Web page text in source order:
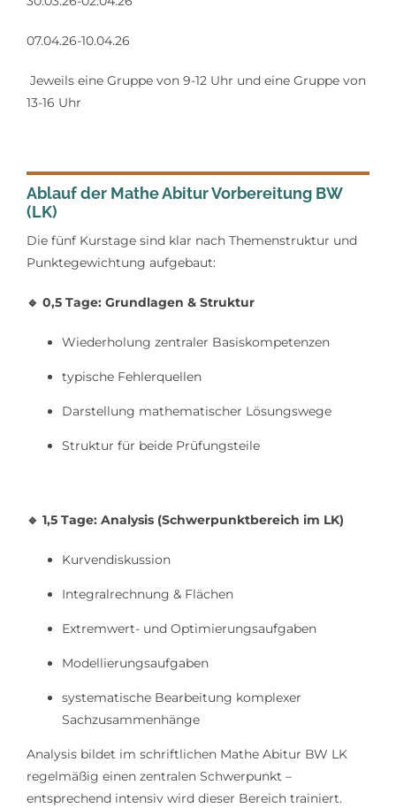
07.04.26-10.04.26
Jeweils eine Gruppe von 9-12 Uhr und eine Gruppe von
13-16 Uhr
Ablauf der Mathe Abitur Vorbereitung BW
(LK)
Die fünf Kurstage sind klar nach Themenstruktur und
Punktegewichtung aufgebaut:
🔹 0,5 Tage: Grundlagen & Struktur
Wiederholung zentraler Basiskompetenzen
typische Fehlerquellen
Darstellung mathematischer Lösungswege
Struktur für beide Prüfungsteile
🔹 1,5 Tage: Analysis (Schwerpunktbereich im LK)
Kurvendiskussion
Integralrechnung & Flächen
Extremwert- und Optimierungsaufgaben
Modellierungsaufgaben
systematische Bearbeitung komplexer
Sachzusammenhänge
Analysis bildet im schriftlichen Mathe Abitur BW LK
regelmäßig einen zentralen Schwerpunkt –
entsprechend intensiv wird dieser Bereich trainiert.